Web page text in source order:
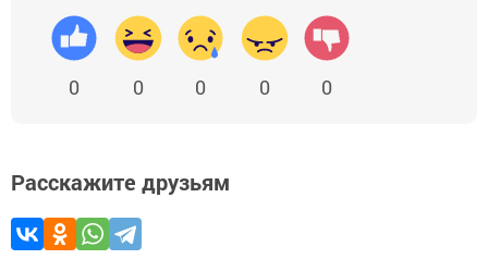
0 0 0 0 0
Расскажите друзьям